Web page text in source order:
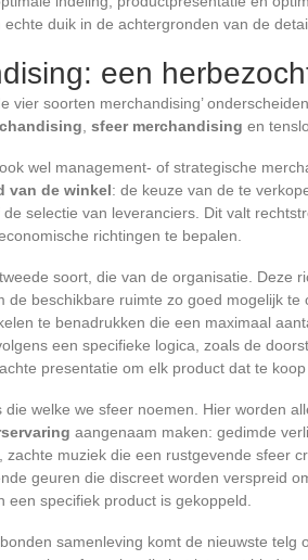
duik in de achtergronden van de
een
vier soorten merchandising’
sfeer merchandising en
wel management- of strategische
van de winkel: de keuze van de te
selectie van leveranciers. Dit valt
richtingen te bepalen.
soort, die van de organisatie. Deze
de beschikbare ruimte zo goed mogelijk te
te benadrukken die een maximaal
een specifieke logica, zoals de
presentatie om elk product dat te
die welke we sfeer noemen. Hier worden
aangenaam maken: gedimde
zachte muziek die een rustgevende sfeer
geuren die discreet worden verspreid
een specifiek product is gekoppeld.
samenleving komt de nieuwste telg